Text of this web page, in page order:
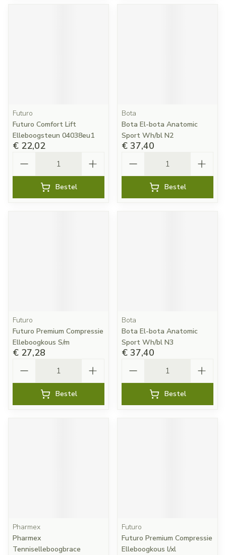
Futuro
Futuro Comfort Lift
Elleboogsteun 04038eu1
€ 22,02
Bestel
Bota
Bota El-bota Anatomic
Sport Wh/bl N2
€ 37,40
Bestel
Futuro
Futuro Premium Compressie
Elleboogkous S/m
€ 27,28
Bestel
Bota
Bota El-bota Anatomic
Sport Wh/bl N3
€ 37,40
Bestel
Pharmex
Pharmex
Tenniselleboogbrace
Futuro
Futuro Premium Compressie
Elleboogkous l/xl